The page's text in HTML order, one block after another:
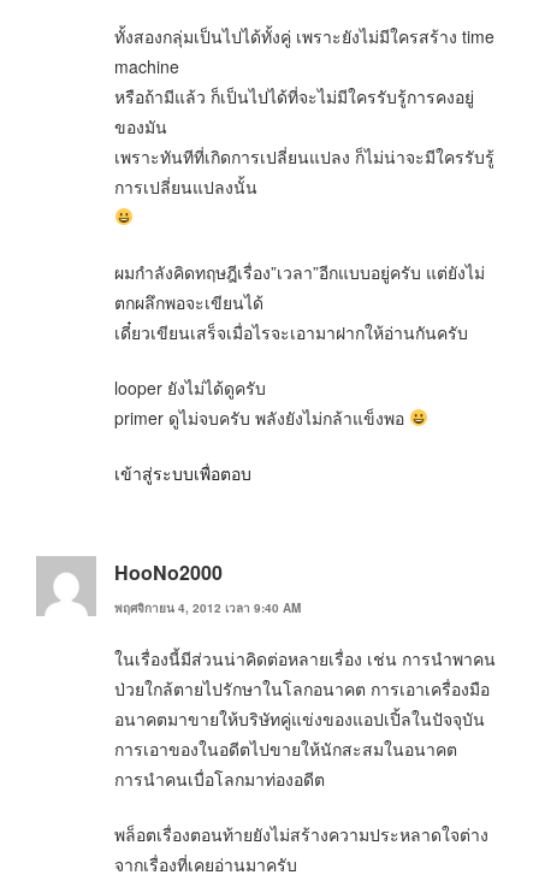
ทั้งสองกลุ่มเป็นไปได้ทั้งคู่ เพราะยังไม่มีใครสร้าง time
machine
หรือถ้ามีแล้ว ก็เป็นไปได้ที่จะไม่มีใครรับรู้การคงอยู่
ของมัน
เพราะทันทีที่เกิดการเปลี่ยนแปลง ก็ไม่น่าจะมีใครรับรู้
การเปลี่ยนแปลงนั้น
ผมกำลังคิดทฤษฎีเรื่อง”เวลา”อีกแบบอยู่ครับ แต่ยังไม่
ตกผลึกพอจะเขียนได้
เดี๋ยวเขียนเสร็จเมื่อไรจะเอามาฝากให้อ่านกันครับ
looper ยังไม่ได้ดูครับ
primer ดูไม่จบครับ พลังยังไม่กล้าแข็งพอ
เข้าสู่ระบบเพื่อตอบ
HooNo2000
พฤศจิกายน 4, 2012 เวลา 9:40 AM
ในเรื่องนี้มีส่วนน่าคิดต่อหลายเรื่อง เช่น การนำพาคน
ป่วยใกล้ตายไปรักษาในโลกอนาคต การเอาเครื่องมือ
อนาคตมาขายให้บริษัทคู่แข่งของแอปเปิ้ลในปัจจุบัน
การเอาของในอดีตไปขายให้นักสะสมในอนาคต
การนำคนเบื่อโลกมาท่องอดีต
พล็อตเรื่องตอนท้ายยังไม่สร้างความประหลาดใจต่าง
จากเรื่องที่เคยอ่านมาครับ